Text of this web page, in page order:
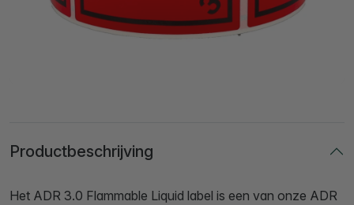
Productbeschrijving
Het ADR 3.0 Flammable Liquid label is een van onze ADR